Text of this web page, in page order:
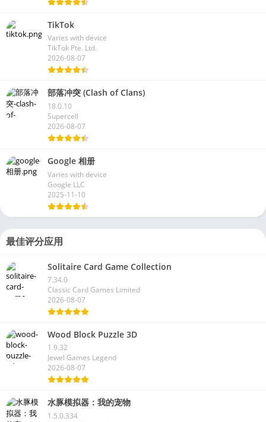
TikTok
Varies with device
TikTok Pte. Ltd.
2026-08-07
部落冲突 (Clash of Clans)
18.0.10
Supercell
2026-08-07
Google 相册
Varies with device
Google LLC
2025-11-10
最佳评分应用
Solitaire Card Game Collection
7.34.0
Classic Card Games Limited
2026-08-07
Wood Block Puzzle 3D
1.9.32
Jewel Games Legend
2026-08-07
水豚模拟器：我的宠物
1.5.0.334